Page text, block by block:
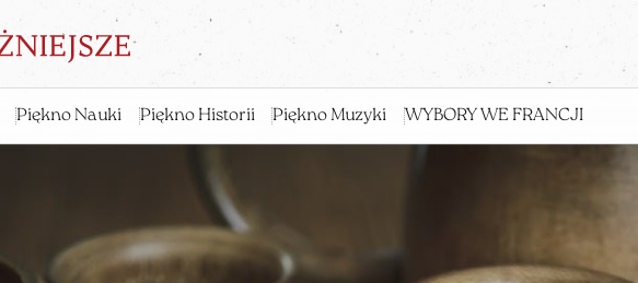
Piękno Nauki Piękno Historii Piękno Muzyki WYBORY WE FRANCJI